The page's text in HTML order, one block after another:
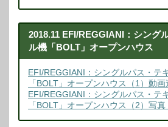
2018.11 EFI/REGGIANI：シング
ル機「BOLT」オープンハウス
EFI/REGGIANI：シングルパス・テ
「BOLT」オープンハウス（1）動画
EFI/REGGIANI：シングルパス・テ
「BOLT」オープンハウス（2）写